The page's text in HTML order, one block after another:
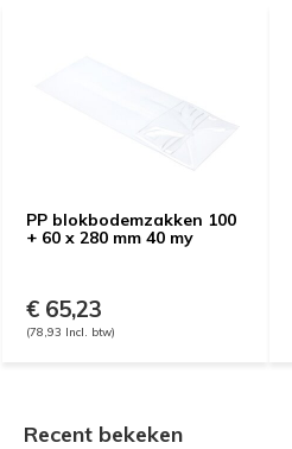
PP blokbodemzakken 100
+ 60 x 280 mm 40 my
€ 65,23
(78,93 Incl. btw)
Recent bekeken